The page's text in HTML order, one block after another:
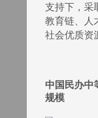
支持下，采
教育链、人
社会优质资
中国民办中
规模